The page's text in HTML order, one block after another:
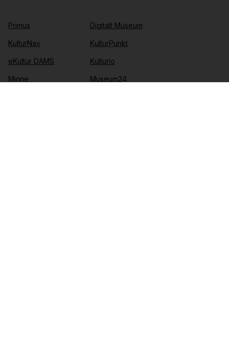
Primus
KulturNav
eKultur DAMS
Minne
Digitalt Museum
KulturPunkt
Kulturio
Museum24